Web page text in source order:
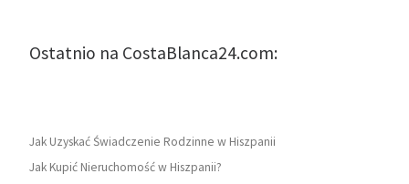
Ostatnio na CostaBlanca24.com:
Jak Uzyskać Świadczenie Rodzinne w Hiszpanii
Jak Kupić Nieruchomość w Hiszpanii?